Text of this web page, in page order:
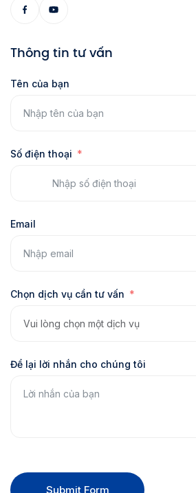
Thông tin tư vấn
Tên của bạn
Số điện thoại
Email
Chọn dịch vụ cần tư vấn
Để lại lời nhắn cho chúng tôi
Submit Form